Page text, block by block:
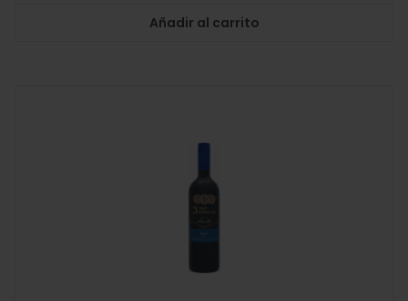
Añadir al carrito